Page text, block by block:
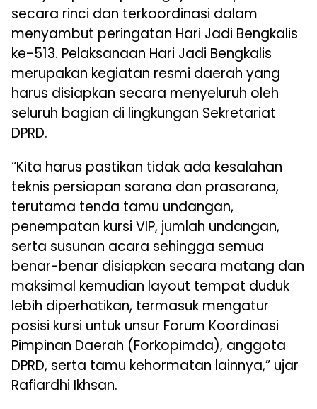
secara rinci dan terkoordinasi dalam
menyambut peringatan Hari Jadi Bengkalis
ke-513. Pelaksanaan Hari Jadi Bengkalis
merupakan kegiatan resmi daerah yang
harus disiapkan secara menyeluruh oleh
seluruh bagian di lingkungan Sekretariat
DPRD.
“Kita harus pastikan tidak ada kesalahan
teknis persiapan sarana dan prasarana,
terutama tenda tamu undangan,
penempatan kursi VIP, jumlah undangan,
serta susunan acara sehingga semua
benar-benar disiapkan secara matang dan
maksimal kemudian layout tempat duduk
lebih diperhatikan, termasuk mengatur
posisi kursi untuk unsur Forum Koordinasi
Pimpinan Daerah (Forkopimda), anggota
DPRD, serta tamu kehormatan lainnya,” ujar
Rafiardhi Ikhsan.